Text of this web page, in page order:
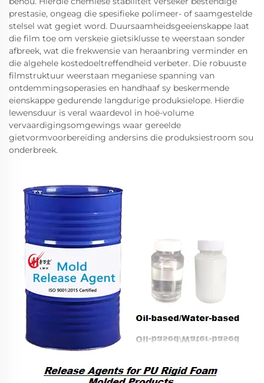
prestasie, ongeag die spesifieke polimeer- of saamgestelde
stelsel wat gegiet word. Duursaamheidsgeeienskappe laat
die film toe om verskeie gietsiklusse te weerstaan sonder
afbreek, wat die frekwensie van heraanbring verminder en
die algehele kostedoeltreffendheid verbeter. Die robuuste
filmstruktuur weerstaan meganiese spanning van
ontdemmingsoperasies en handhaaf sy beskermende
eienskappe gedurende langdurige produksielope. Hierdie
lewensduur is veral waardevol in hoë-volume
vervaardigingsomgewings waar gereelde
gietvormvoorbereiding andersins die produksiestroom sou
onderbreek.